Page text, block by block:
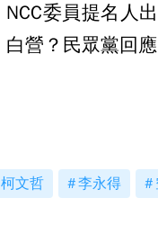
NCC委員提名人
白營？民眾黨回
柯文哲 李永得